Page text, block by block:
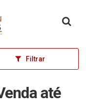
Filtrar
até